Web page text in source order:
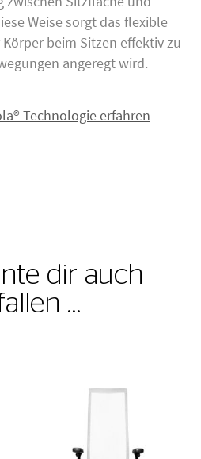
Weise sorgt das flexible
beim Sitzen effektiv zu
angeregt wird.
Technologie erfahren
dir auch
…